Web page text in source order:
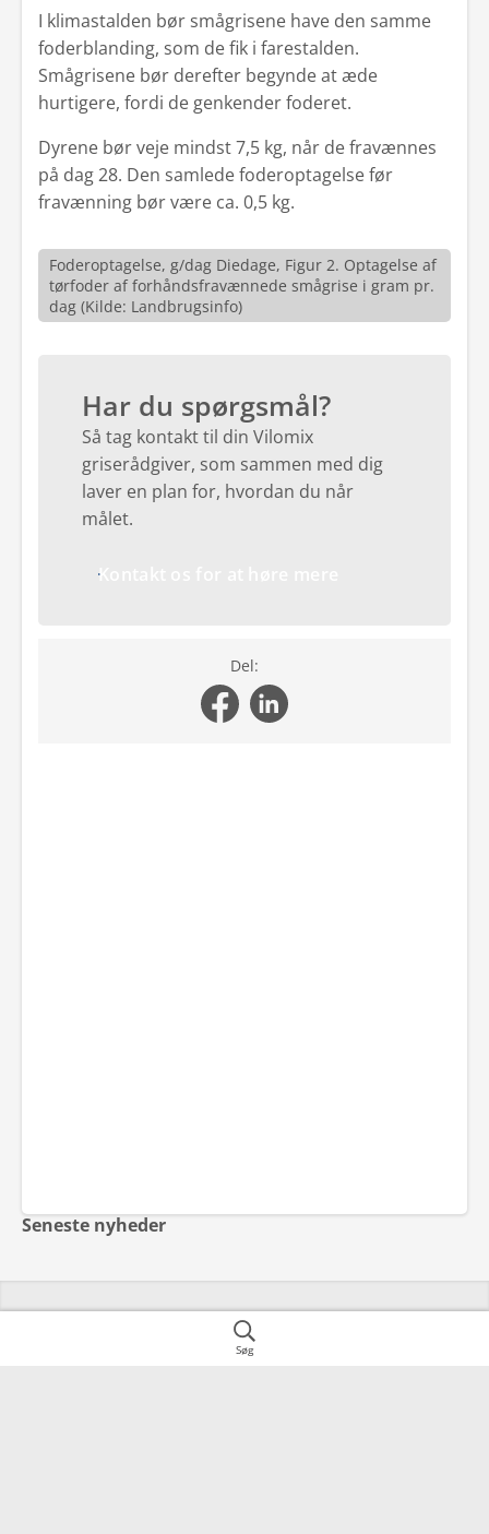
Søg
I klimastalden bør smågrisene have den samme
foderblanding, som de fik i farestalden.
Smågrisene bør derefter begynde at æde
hurtigere, fordi de genkender foderet.
Dyrene bør veje mindst 7,5 kg, når de fravænnes
på dag 28. Den samlede foderoptagelse før
fravænning bør være ca. 0,5 kg.
Foderoptagelse, g/dag Diedage, Figur 2. Optagelse af
tørfoder af forhåndsfravænnede smågrise i gram pr.
dag (Kilde: Landbrugsinfo)
Har du spørgsmål?
Så tag kontakt til din Vilomix
griserådgiver, som sammen med dig
laver en plan for, hvordan du når
målet.
Kontakt os for at høre mere
Del:
Seneste nyheder